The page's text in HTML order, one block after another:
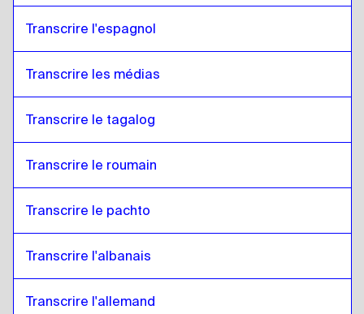
Transcrire l'espagnol
Transcrire les médias
Transcrire le tagalog
Transcrire le roumain
Transcrire le pachto
Transcrire l'albanais
Transcrire l'allemand